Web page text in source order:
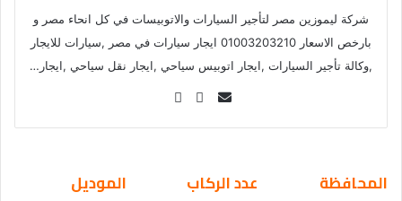
شركة ليموزين مصر لتأجير السيارات والاتوبيسات في كل انحاء مصر و
بارخص الاسعار 01003203210 ايجار سيارات في مصر ,سيارات للايجار
,وكالة تأجير السيارات ,ايجار اتوبيس سياحي ,ايجار نقل سياحي ,ايجار…
Se
ail
المحافظة عدد الركاب الموديل